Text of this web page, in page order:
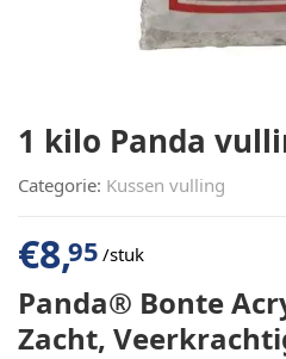
1 kilo Panda
Categorie: Kussen vulling
€8,95 /stuk
Panda® Bonte
Zacht,